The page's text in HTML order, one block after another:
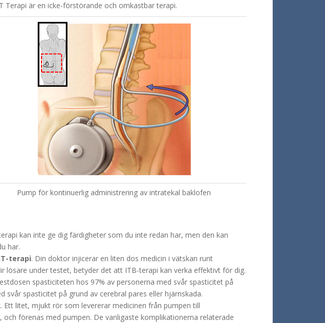
Terapi är en icke-förstörande och omkastbar terapi.
Pump för kontinuerlig administrering av intratekal baklofen
kan inte ge dig färdigheter som du inte redan har, men den kan
har.
terapi. Din doktor injicerar en liten dos medicin i vätskan runt
lösare under testet, betyder det att ITB-terapi kan verka effektivt för dig.
spasticiteten hos 97% av personerna med svår spasticitet på
svår spasticitet på grund av cerebral pares eller hjärnskada.
Ett litet, mjukt rör som levererar medicinen från pumpen till
förenas med pumpen. De vanligaste komplikationerna relaterade